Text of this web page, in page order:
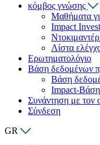
κόμβος γνώσης
Μαθήματα
Impact
Λίστα
Ερωτηματολόγιο
Βάση δεδομένων
Βάση
Impact-
Συνάντηση με τον
Σύνδεση
GR